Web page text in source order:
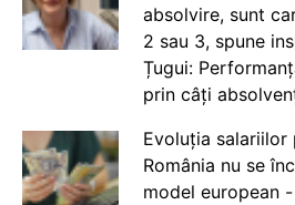
absolvire, sunt
2 sau 3, spune
Țugui:
prin câți
Evoluția
România nu se
model european